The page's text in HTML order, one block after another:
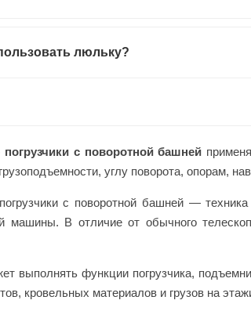
люльку?
погрузчики с поворотной башней
углу поворота, опорам,
с поворотной башней —
машины. В отличие от обычного
выполнять функции погрузчика,
кровельных материалов и грузов на